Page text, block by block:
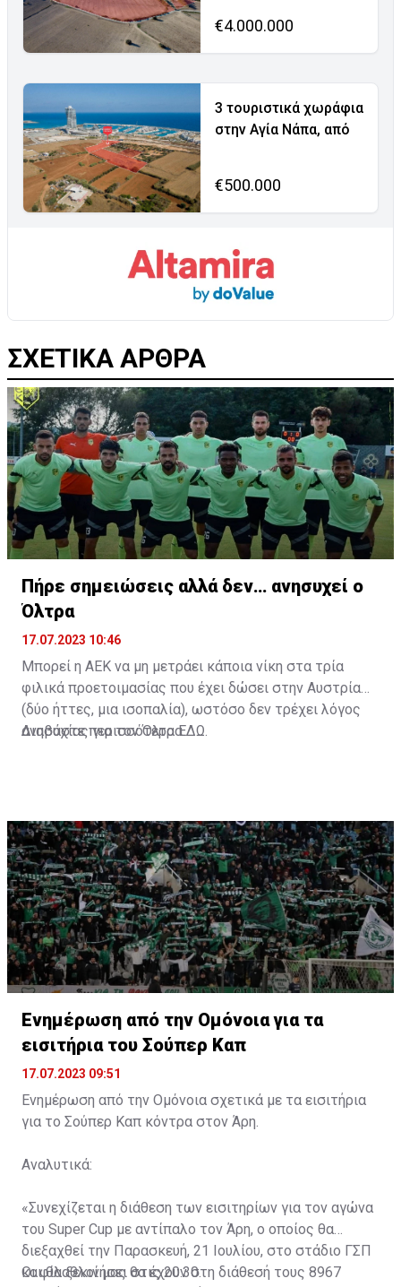
€4.000.000
3 τουριστικά χωράφια
στην Αγία Νάπα, από
€500.000
ΣΧΕΤΙΚΑ ΑΡΘΡΑ
Πήρε σημειώσεις αλλά δεν… ανησυχεί ο
Όλτρα
17.07.2023 10:46
Μπορεί η ΑΕΚ να μη μετράει κάποια νίκη στα τρία
φιλικά προετοιμασίας που έχει δώσει στην Αυστρία
(δύο ήττες, μια ισοπαλία), ωστόσο δεν τρέχει λόγος
ανησυχίας για τον Όλτρα.
Διαβάστε περισσότεραΕΔΩ
Ενημέρωση από την Ομόνοια για τα
εισιτήρια του Σούπερ Καπ
17.07.2023 09:51
Ενημέρωση από την Ομόνοια σχετικά με τα εισιτήρια
για το Σούπερ Καπ κόντρα στον Άρη.
Αναλυτικά:
«Συνεχίζεται η διάθεση των εισιτηρίων για τον αγώνα
του Super Cup με αντίπαλο τον Άρη, ο οποίος θα
διεξαχθεί την Παρασκευή, 21 Ιουλίου, στο στάδιο ΓΣΠ
και θα ξεκινήσει στις 20:30.
Οι φίλαθλοί μας θα έχουν στη διάθεσή τους 8967